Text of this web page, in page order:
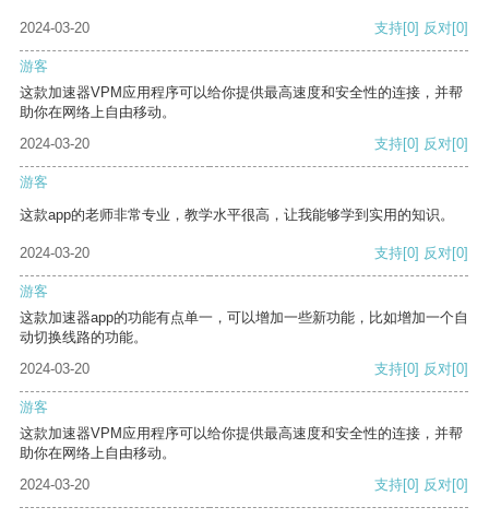
2024-03-20 支持[0] 反对[0]
游客
这款加速器VPM应用程序可以给你提供最高速度和安全性的连接，并帮
助你在网络上自由移动。
2024-03-20
支持[0] 反对[0]
游客
这款app的老师非常专业，教学水平很高，让我能够学到实用的知识。
2024-03-20 支持[0] 反对[0]
游客
这款加速器app的功能有点单一，可以增加一些新功能，比如增加一个自
动切换线路的功能。
2024-03-20
支持[0] 反对[0]
游客
这款加速器VPM应用程序可以给你提供最高速度和安全性的连接，并帮
助你在网络上自由移动。
2024-03-20
支持[0] 反对[0]